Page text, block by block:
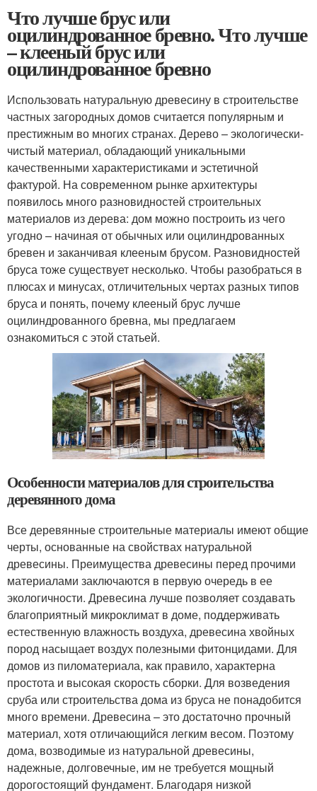
Что лучше брус или
оцилиндрованное бревно. Что лучше
– клееный брус или
оцилиндрованное бревно
Использовать натуральную древесину в строительстве
частных загородных домов считается популярным и
престижным во многих странах. Дерево – экологически-
чистый материал, обладающий уникальными
качественными характеристиками и эстетичной
фактурой. На современном рынке архитектуры
появилось много разновидностей строительных
материалов из дерева: дом можно построить из чего
угодно – начиная от обычных или оцилиндрованных
бревен и заканчивая клееным брусом. Разновидностей
бруса тоже существует несколько. Чтобы разобраться в
плюсах и минусах, отличительных чертах разных типов
бруса и понять, почему клееный брус лучше
оцилиндрованного бревна, мы предлагаем
ознакомиться с этой статьей.
Особенности материалов для строительства
деревянного дома
Все деревянные строительные материалы имеют общие
черты, основанные на свойствах натуральной
древесины. Преимущества древесины перед прочими
материалами заключаются в первую очередь в ее
экологичности. Древесина лучше позволяет создавать
благоприятный микроклимат в доме, поддерживать
естественную влажность воздуха, древесина хвойных
пород насыщает воздух полезными фитонцидами. Для
домов из пиломатериала, как правило, характерна
простота и высокая скорость сборки. Для возведения
сруба или строительства дома из бруса не понадобится
много времени. Древесина – это достаточно прочный
материал, хотя отличающийся легким весом. Поэтому
дома, возводимые из натуральной древесины,
надежные, долговечные, им не требуется мощный
дорогостоящий фундамент. Благодаря низкой